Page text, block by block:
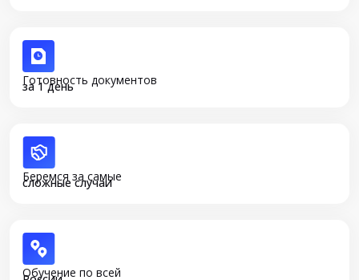
Готовность документов
за 1 день
Беремся за самые
сложные случаи
Обучение по всей